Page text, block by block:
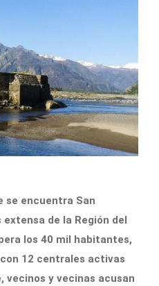
se encuentra San
de la Región del
los 40 mil habitantes,
12 centrales activas
vecinos y vecinas acusan